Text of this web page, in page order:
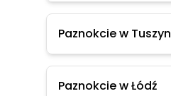
Paznokcie w Tuszyn
Paznokcie w Łódź